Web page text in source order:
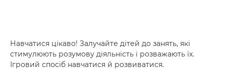
Навчатися цікаво! Залучайте дітей до занять, які
стимулюють розумову діяльність і розважають їх.
Ігровий спосіб навчатися й розвиватися.